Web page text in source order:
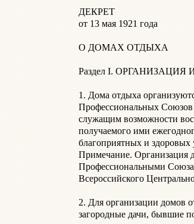
ДЕКРЕТ
от 13 мая 1921 года
О ДОМАХ ОТДЫХА
Раздел I.
1. Дома отдыха
Профессиональных Союзов
служащим возможности
получаемого ими
благоприятных и здоровых
Примечание. Организация
Профессиональными
Всероссийского
2. Для организации домов
загородные дачи, бывшие